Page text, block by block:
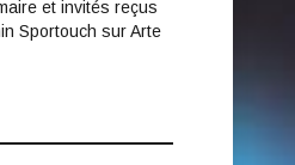
et invités reçus
Sportouch sur Arte